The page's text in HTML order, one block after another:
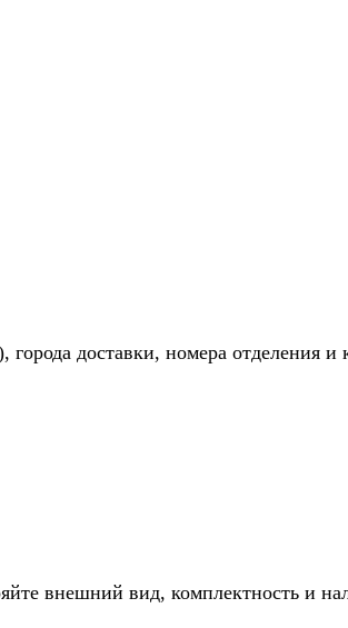
города доставки, номера отделения
внешний вид, комплектность и